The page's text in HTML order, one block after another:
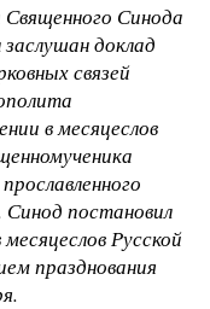
Священного Синода
доклад
связей
в месяцеслов
Синод постановил
Русской
празднования